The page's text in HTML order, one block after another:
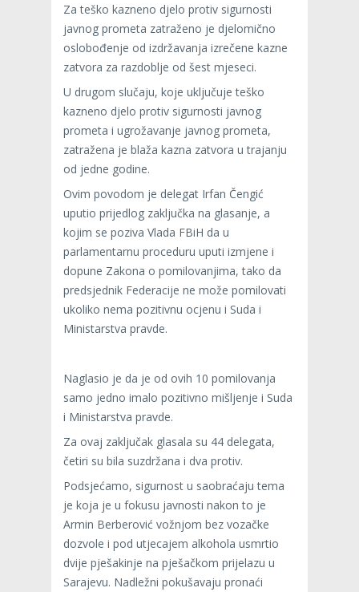
Za teško kazneno djelo protiv sigurnosti
javnog prometa zatraženo je djelomično
oslobođenje od izdržavanja izrečene kazne
zatvora za razdoblje od šest mjeseci.
U drugom slučaju, koje uključuje teško
kazneno djelo protiv sigurnosti javnog
prometa i ugrožavanje javnog prometa,
zatražena je blaža kazna zatvora u trajanju
od jedne godine.
Ovim povodom je delegat Irfan Čengić
uputio prijedlog zaključka na glasanje, a
kojim se poziva Vlada FBiH da u
parlamentarnu proceduru uputi izmjene i
dopune Zakona o pomilovanjima, tako da
predsjednik Federacije ne može pomilovati
ukoliko nema pozitivnu ocjenu i Suda i
Ministarstva pravde.
Naglasio je da je od ovih 10 pomilovanja
samo jedno imalo pozitivno mišljenje i Suda
i Ministarstva pravde.
Za ovaj zaključak glasala su 44 delegata,
četiri su bila suzdržana i dva protiv.
Podsjećamo, sigurnost u saobraćaju tema
je koja je u fokusu javnosti nakon to je
Armin Berberović vožnjom bez vozačke
dozvole i pod utjecajem alkohola usmrtio
dvije pješakinje na pješačkom prijelazu u
Sarajevu. Nadležni pokušavaju pronaći